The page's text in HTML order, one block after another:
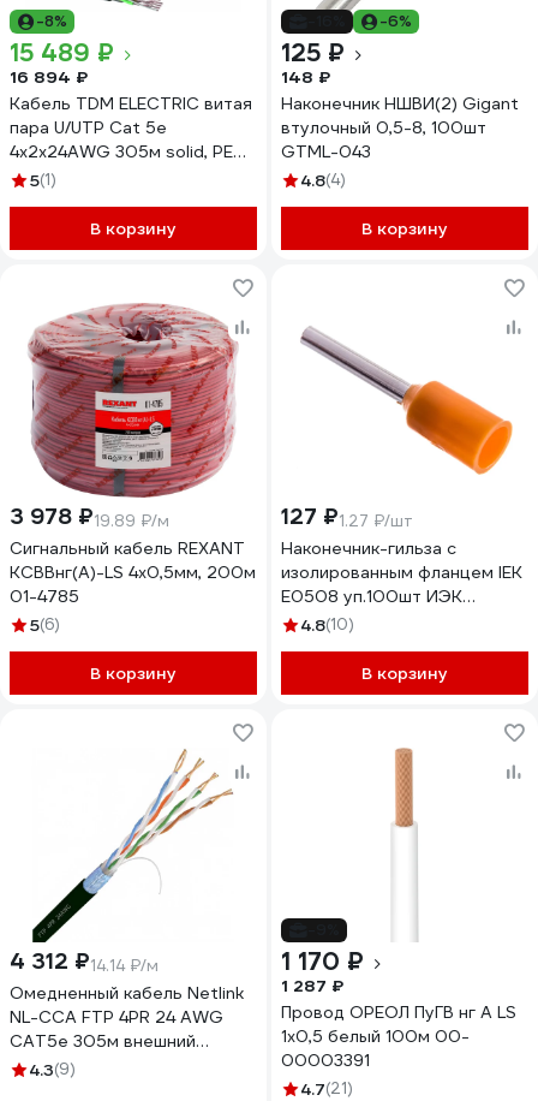
-8%
15 489 ₽
16 894 ₽
Кабель TDM ELECTRIC витая
пара U/UTP Cat 5e
4x2х24AWG 305м solid, PE
для наружной прокладки,
5(1)
В корзину
-6%
125 ₽
148 ₽
Наконечник НШВИ(2) Gigant
втулочный 0,5-8, 100шт
GTML-043
4.8(4)
В корзину
3 978 ₽19.89 ₽/м
Сигнальный кабель REXANT
KСВВнг(А)-LS 4х0,5мм, 200м
01-4785
5(6)
В корзину
127 ₽1.27 ₽/шт
Наконечник-гильза с
изолированным фланцем IEK
Е0508 уп.100шт ИЭК
UGN10-D05-02-08
4.8(10)
В корзину
4 312 ₽14.14 ₽/м
Омедненный кабель Netlink
NL-CCA FTP 4PR 24 AWG
CAT5е 305м внешний
УТ-00000565
4.3(9)
1 170 ₽
1 287 ₽
Провод ОРЕОЛ ПуГВ нг А LS
1х0,5 белый 100м 00-
00003391
4.7(21)